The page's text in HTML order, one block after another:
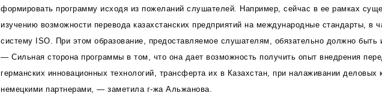
формировать программу исходя из пожеланий слушателей. Например, сейчас в ее рамках
изучению возможности перевода казахстанских предприятий на международные стандарты, в
систему ISO. При этом образование, предоставляемое слушателям, обязательно должно быть
— Сильная сторона программы в том, что она дает возможность получить опыт внедрения
германских инновационных технологий, трансферта их в Казахстан, при налаживании деловых
немецкими партнерами, — заметила г-жа Альжанова.